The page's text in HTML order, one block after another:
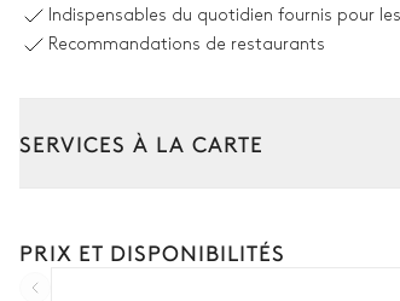
Vue panoramique sur la mer
Non chauffée · Au sel
Japonais
Indispensables du quotidien fournis pour
Recommandations de restaurants
SERVICES À LA CARTE
Courses livrées avant l'arrivée
PRIX ET DISPONIBILITÉS